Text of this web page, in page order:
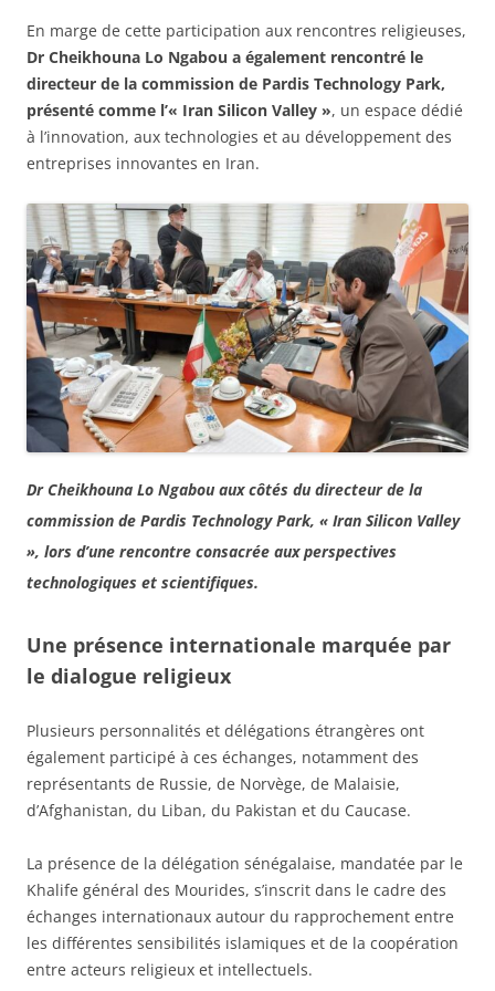
En marge de cette participation aux rencontres religieuses,
Dr Cheikhouna Lo Ngabou a également rencontré le
directeur de la commission de Pardis Technology Park,
présenté comme l’« Iran Silicon Valley », un espace dédié
à l’innovation, aux technologies et au développement des
entreprises innovantes en Iran.
Dr Cheikhouna Lo Ngabou aux côtés du directeur de la
commission de Pardis Technology Park, « Iran Silicon Valley
», lors d’une rencontre consacrée aux perspectives
technologiques et scientifiques.
Une présence internationale marquée par
le dialogue religieux
Plusieurs personnalités et délégations étrangères ont
également participé à ces échanges, notamment des
représentants de Russie, de Norvège, de Malaisie,
d’Afghanistan, du Liban, du Pakistan et du Caucase.
La présence de la délégation sénégalaise, mandatée par le
Khalife général des Mourides, s’inscrit dans le cadre des
échanges internationaux autour du rapprochement entre
les différentes sensibilités islamiques et de la coopération
entre acteurs religieux et intellectuels.